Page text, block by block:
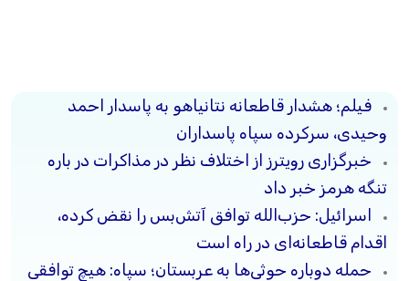
فیلم؛ هشدار قاطعانه نتانیاهو به پاسدار احمد
وحیدی، سرکرده سپاه پاسداران
خبرگزاری رویترز از اختلاف نظر در مذاکرات در باره
تنگه هرمز خبر داد
اسرائیل: حزب‌الله توافق آتش‌بس را نقض کرده،
اقدام قاطعانه‌ای در راه است
حمله دوباره حوثی‌ها به عربستان؛ سپاه: هیچ توافقی